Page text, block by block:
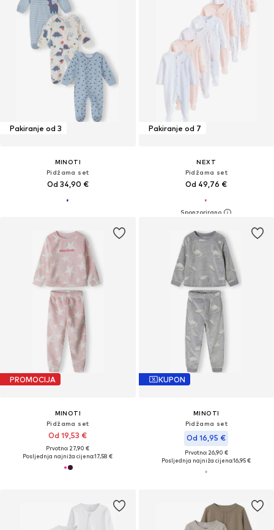
Pakiranje od 3
MINOTI
Pidžama set
Od 34,90 €
Pakiranje od 7
NEXT
Pidžama set
Od 49,76 €
PROMOCIJA
MINOTI
Pidžama set
Od 19,53 €
Prvotno: 27,90 €
Posljednja najniža cijena:17,58 €
KUPON
MINOTI
Pidžama set
Od 16,95 €
Prvotno: 26,90 €
Posljednja najniža cijena:16,95 €